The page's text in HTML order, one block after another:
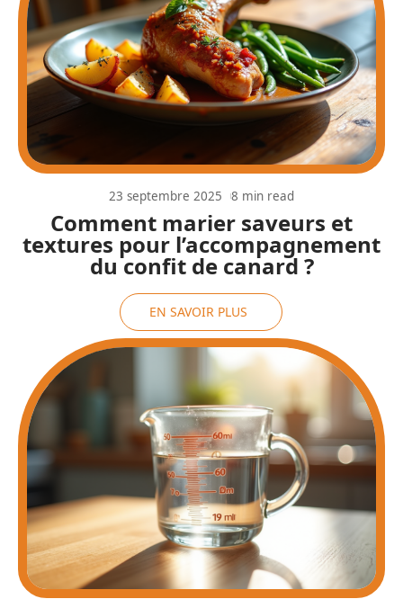
Comment marier saveurs et
textures pour l’accompagnement
du confit de canard ?
23 septembre 2025 8 min read
EN SAVOIR PLUS